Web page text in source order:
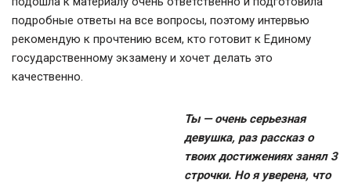
подробные ответы на все вопросы, поэтому интервью
рекомендую к прочтению всем, кто готовит к Единому
государственному экзамену и хочет делать это
качественно.
Ты — очень серьезная
девушка, раз рассказ о
твоих достижениях занял 3
строчки. Но я уверена, что